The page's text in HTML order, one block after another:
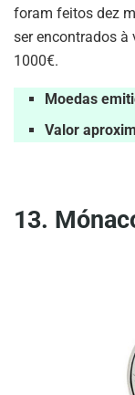
foram feitos dez
ser encontrados à
1000€.
Moedas
Valor
13.